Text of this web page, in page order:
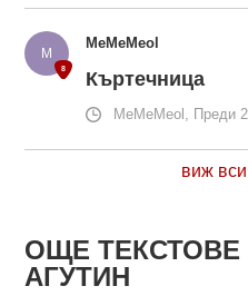
MeMeMeol
Къртечница
MeMeMeol, Преди
виж
ОЩЕ
АГУТИН